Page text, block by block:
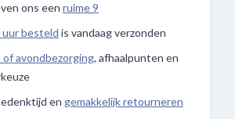
ons een ruime 9
uur besteld is vandaag verzonden
of avondbezorging, afhaalpunten en
en gemakkelijk retourneren